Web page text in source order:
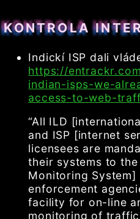
KONTROLA
Indickí ISP dali
https://
indian-isps-we-
access-to-web-
“All ILD
and ISP [internet
licensees are
their systems to
Monitoring System]
enforcement
facility for on-line
monitoring of